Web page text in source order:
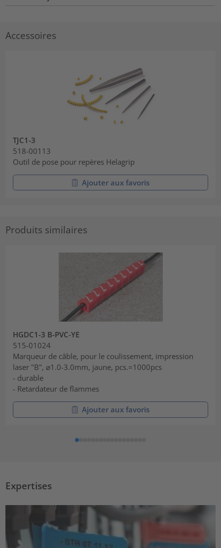
Accessoires
TJC1-3
518-00113
Outil de pose pour repères Helagrip
Ajouter aux favoris
Produits similaires
HGDC1-3 B-PVC-YE
515-01024
Marqueur de câble, pour le coulissement, impression
laser "B", ⌀1.0-3.0mm, jaune, pcs.=1000pcs
- durable
- Retardateur de flammes
Ajouter aux favoris
Expertises